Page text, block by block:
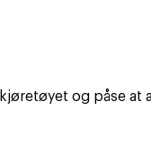
og påse